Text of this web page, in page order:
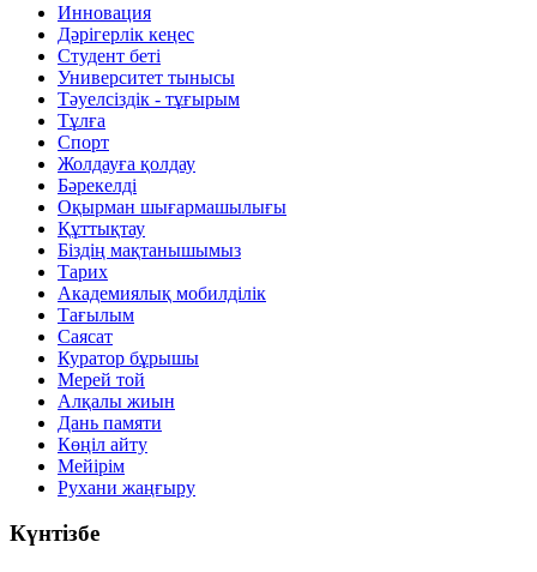
Инновация
Дәрігерлік кеңес
Студент беті
Университет тынысы
Тәуелсіздік - тұғырым
Тұлға
Спорт
Жолдауға қолдау
Бәрекелді
Оқырман шығармашылығы
Құттықтау
Біздің мақтанышымыз
Тарих
Академиялық мобилділік
Тағылым
Саясат
Куратор бұрышы
Мерей той
Алқалы жиын
Дань памяти
Көңіл айту
Мейірім
Рухани жаңғыру
Күнтізбе